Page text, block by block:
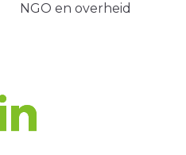
NGO en overheid